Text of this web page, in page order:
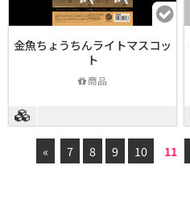
金魚ちょうちんライトマスコッ
ト
商品
« 7 8 9 10 11